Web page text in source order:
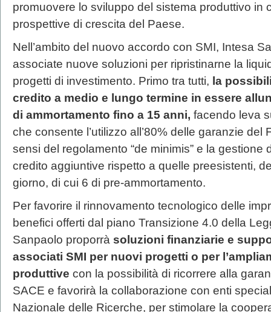
promuovere lo sviluppo del sistema produttivo in
prospettive di crescita del Paese.
Nell’ambito del nuovo accordo con SMI, Intesa
associate nuove soluzioni per ripristinarne la
progetti di investimento. Primo tra tutti, la
credito a medio e lungo termine in essere
di ammortamento fino a 15 anni, facendo leva
che consente l’utilizzo all’80% delle garanzie
sensi del regolamento “de minimis” e la gestione
credito aggiuntive rispetto a quelle preesistenti,
giorno, di cui 6 di pre-ammortamento.
Per favorire il rinnovamento tecnologico delle
benefici offerti dal piano Transizione 4.0 della
Sanpaolo proporrà soluzioni finanziarie e
associati SMI per nuovi progetti o per
produttive con la possibilità di ricorrere alla
SACE e favorirà la collaborazione con enti
Nazionale delle Ricerche, per stimolare la